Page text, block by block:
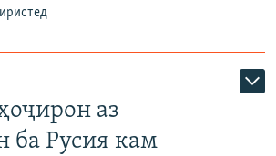
аз
ба Русия кам